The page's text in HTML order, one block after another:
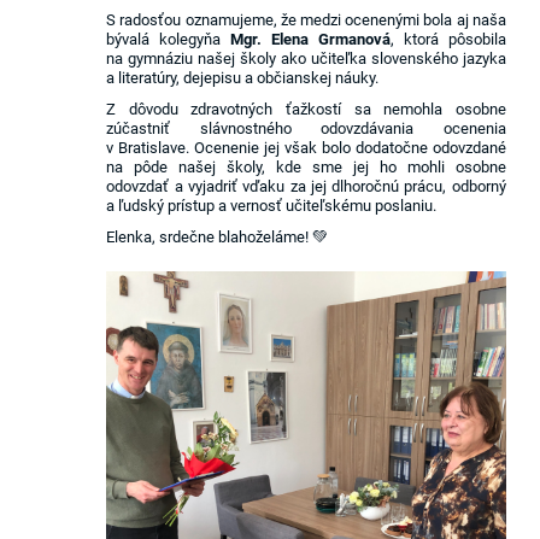
S radosťou oznamujeme, že medzi ocenenými bola aj naša
bývalá kolegyňaMgr. Elena Grmanová, ktorá pôsobila
na gymnáziu našej školy ako učiteľka slovenského jazyka
a literatúry, dejepisu a občianskej náuky.
Z dôvodu zdravotných ťažkostí sa nemohla osobne
zúčastniť slávnostného odovzdávania ocenenia
v Bratislave. Ocenenie jej však bolo dodatočne odovzdané
na pôde našej školy, kde sme jej ho mohli osobne
odovzdať a vyjadriť vďaku za jej dlhoročnú prácu, odborný
a ľudský prístup a vernosť učiteľskému poslaniu.
Elenka, srdečne blahoželáme! 💚